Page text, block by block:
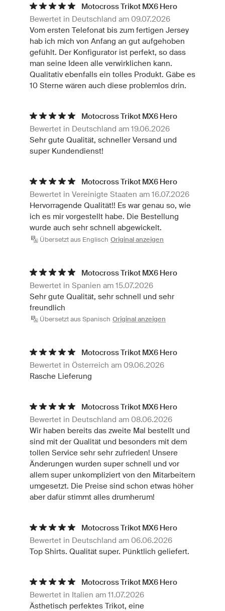
Motocross Trikot MX6 Hero
Bewertet in Deutschland am 09.07.2026
Vom ersten Telefonat bis zum fertigen Jersey
hab ich mich von Anfang an gut aufgehoben
gefühlt. Der Konfigurator ist perfekt, so dass
man seine Ideen alle verwirklichen kann.
Qualitativ ebenfalls ein tolles Produkt. Gäbe es
10 Sterne wären auch diese problemlos drin.
Motocross Trikot MX6 Hero
Bewertet in Deutschland am 19.06.2026
Sehr gute Qualität, schneller Versand und
super Kundendienst!
Motocross Trikot MX6 Hero
Bewertet in Vereinigte Staaten am 16.07.2026
Hervorragende Qualität!! Es war genau so, wie
ich es mir vorgestellt habe. Die Bestellung
wurde auch sehr schnell abgewickelt.
Übersetzt aus Englisch Original anzeigen
Motocross Trikot MX6 Hero
Bewertet in Spanien am 15.07.2026
Sehr gute Qualität, sehr schnell und sehr
freundlich
Übersetzt aus Spanisch Original anzeigen
Motocross Trikot MX6 Hero
Bewertet in Österreich am 09.06.2026
Rasche Lieferung
Motocross Trikot MX6 Hero
Bewertet in Deutschland am 08.06.2026
Wir haben bereits das zweite Mal bestellt und
sind mit der Qualität und besonders mit dem
tollen Service sehr sehr zufrieden! Unsere
Änderungen wurden super schnell und vor
allem super unkompliziert von den Mitarbeitern
umgesetzt. Die Preise sind schon etwas höher
aber dafür stimmt alles drumherum!
Motocross Trikot MX6 Hero
Bewertet in Deutschland am 06.06.2026
Top Shirts. Qualität super. Pünktlich geliefert.
Motocross Trikot MX6 Hero
Bewertet in Italien am 11.07.2026
Ästhetisch perfektes Trikot, eine